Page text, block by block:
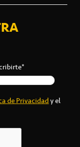
de Privacidady el